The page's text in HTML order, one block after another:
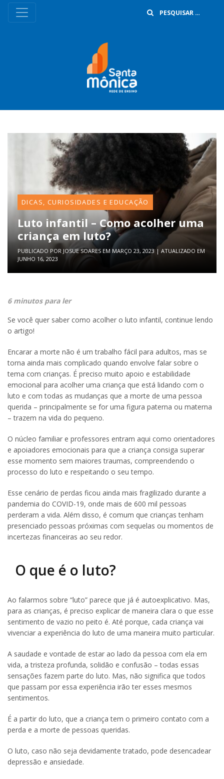
DICAS, CURIOSIDADES E EDUCAÇÃO
Luto infantil – Como acolher uma
criança em luto?
PUBLICADO POR JOSUE SOARES EM MARÇO 23, 2023| ATUALIZADO EM
JUNHO 16, 2023
6 minutos para ler
Se você quer saber como acolher o luto infantil, continue lendo
o artigo!
Encarar a morte não é um trabalho fácil para adultos, mas se
torna ainda mais complicado quando envolve falar sobre o
tema com crianças. É preciso muito apoio e estabilidade
emocional para acolher uma criança que está lidando com o
luto e com todas as mudanças que a morte de uma pessoa
querida – principalmente se for uma figura paterna ou materna
– trazem na vida do pequeno.
O núcleo familiar e professores entram aqui como orientadores
e apoiadores emocionais para que a criança consiga superar
esse momento sem maiores traumas, compreendendo o
processo do luto e respeitando o seu tempo.
Esse cenário de perdas ficou ainda mais fragilizado durante a
pandemia do COVID-19, onde mais de 600 mil pessoas
perderam a vida. Além disso, é comum que crianças tenham
presenciado pessoas próximas com sequelas ou momentos de
incertezas financeiras ao seu redor.
O que é o luto?
Ao falarmos sobre “luto” parece que já é autoexplicativo. Mas,
para as crianças, é preciso explicar de maneira clara o que esse
sentimento de vazio no peito é. Até porque, cada criança vai
vivenciar a experiência do luto de uma maneira muito particular.
A saudade e vontade de estar ao lado da pessoa com ela em
vida, a tristeza profunda, solidão e confusão – todas essas
sensações fazem parte do luto. Mas, não significa que todos
que passam por essa experiência irão ter esses mesmos
sentimentos.
É a partir do luto, que a criança tem o primeiro contato com a
perda e a morte de pessoas queridas.
O luto, caso não seja devidamente tratado, pode desencadear
depressão e ansiedade.